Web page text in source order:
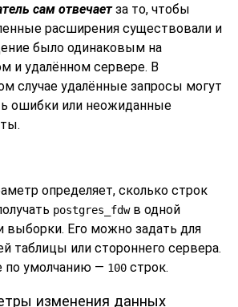
сам отвечаетза то, чтобы
расширения существовали и
было одинаковым на
и удалённом сервере. В
случае удалённые запросы могут
ошибки или неожиданные
определяет, сколько строк
postgres_fdwв одной
выборки. Его можно задать для
таблицы или стороннего сервера.
по умолчанию — 100 строк.
изменения данных